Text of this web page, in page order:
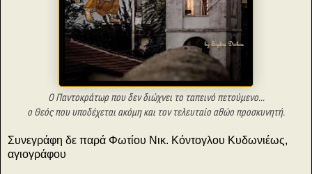
Ο Παντοκράτωρ που δεν διώχνει το ταπεινό πετούμενο...
ο Θεός που υποδέχεται ακόμη και τον τελευταίο αθώο προσκυνητή.
Συνεγράφη δε παρά Φωτίου Νικ. Κόντογλου Κυδωνιέως,
αγιογράφου